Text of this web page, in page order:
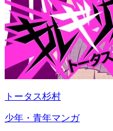
トータス杉村
少年・青年マンガ